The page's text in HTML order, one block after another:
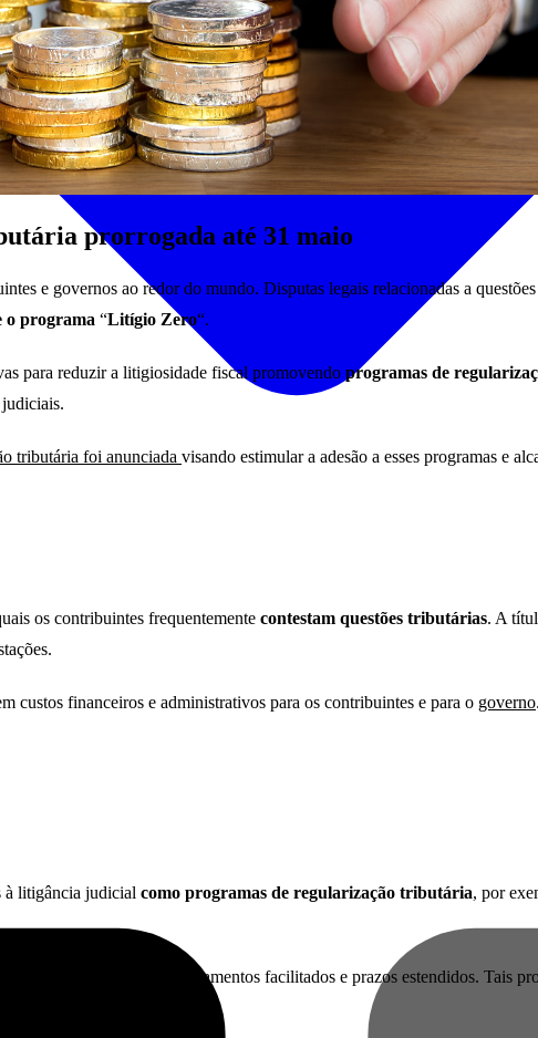
prorrogada até 31 maio
e governos ao redor do mundo. Disputas legais relacionadas a
o programa “Litígio Zero“.
para reduzir a litigiosidade fiscal promovendo programas de
tributária foi anunciada visando estimular a adesão a esses programas e
os contribuintes frequentemente contestam questões tributárias. A
custos financeiros e administrativos para os contribuintes e para o governo
à litigância judicial como programas de regularização tributária, por
de multas e juros, parcelamentos facilitados e prazos estendidos. Tais
judicial.